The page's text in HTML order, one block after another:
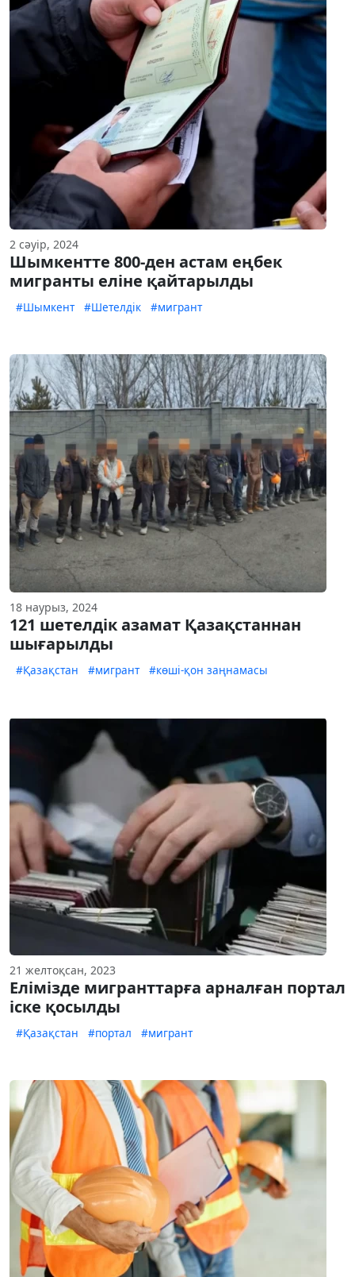
2 сәуір, 2024
Шымкентте 800-ден астам еңбек
мигранты еліне қайтарылды
#Шымкент #Шетелдік #мигрант
18 наурыз, 2024
121 шетелдік азамат Қазақстаннан
шығарылды
#Қазақстан #мигрант #көші-қон заңнамасы
21 желтоқсан, 2023
Елімізде мигранттарға арналған портал
іске қосылды
#Қазақстан #портал #мигрант